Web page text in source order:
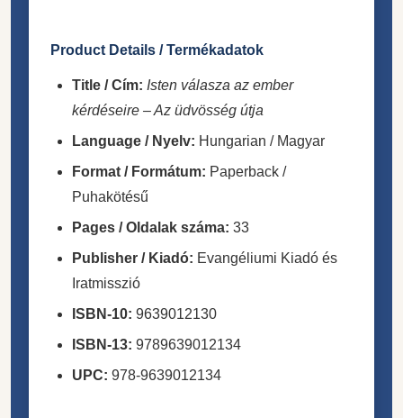
Product Details / Termékadatok
Title / Cím: Isten válasza az ember
kérdéseire – Az üdvösség útja
Language / Nyelv: Hungarian / Magyar
Format / Formátum: Paperback /
Puhakötésű
Pages / Oldalak száma: 33
Publisher / Kiadó: Evangéliumi Kiadó és
Iratmisszió
ISBN-10: 9639012130
ISBN-13: 9789639012134
UPC: 978-9639012134